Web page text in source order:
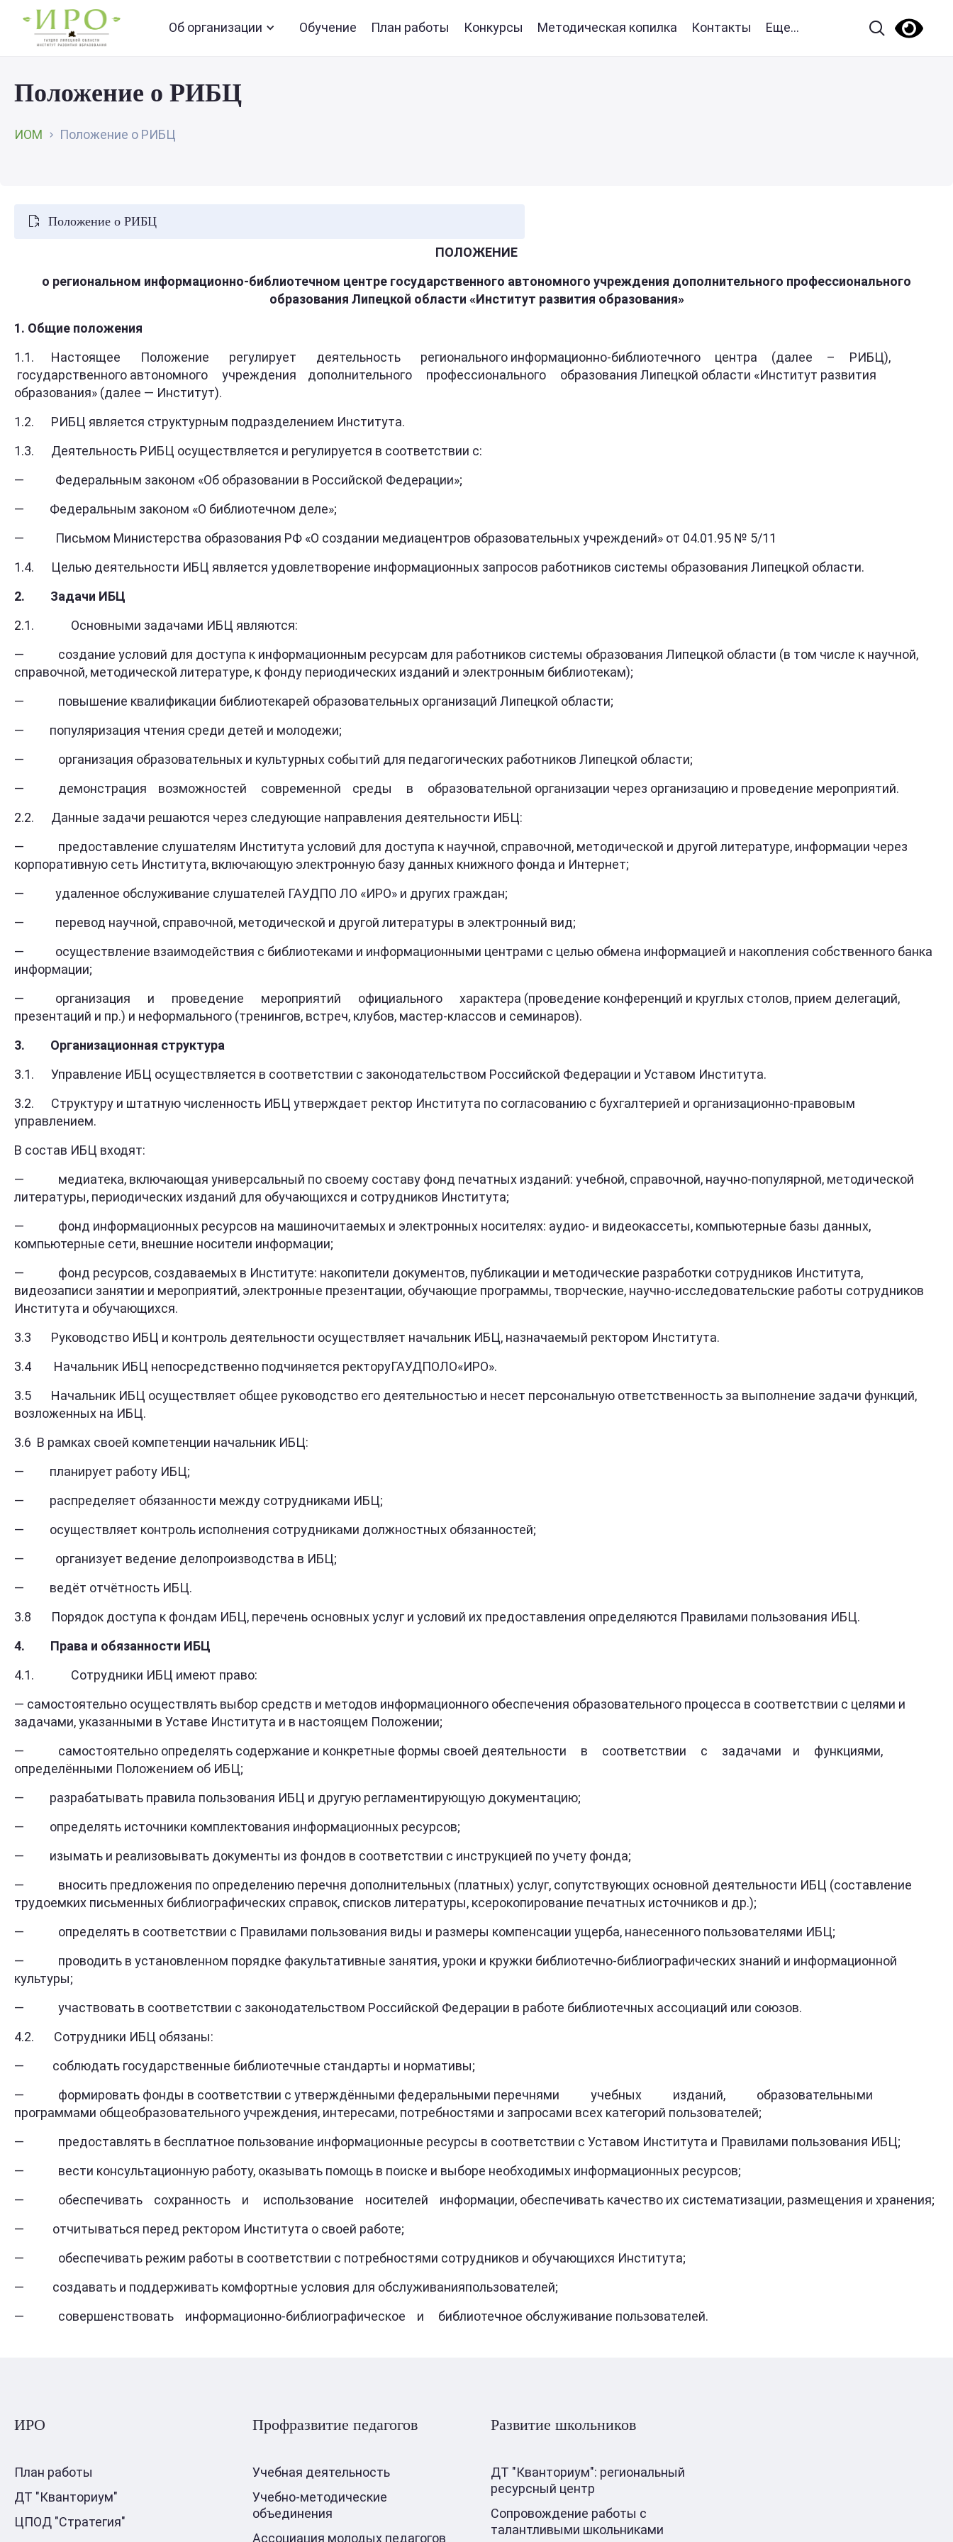
Об организации Обучение План работы Конкурсы Методическая копилка Контакты Еще...
Положение о РИБЦ
ИОМ Положение о РИБЦ
Положение о РИБЦ
ПОЛОЖЕНИЕ
о региональном информационно-библиотечном центре государственного автономного учреждения дополнительного профессионального
образования Липецкой области «Институт развития образования»
1. Общие положения
1.1. Настоящее Положение регулирует деятельность регионального информационно-библиотечного центра (далее – РИБЦ),
государственного автономного учреждения дополнительного профессионального образования Липецкой области «Институт развития
образования» (далее — Институт).
1.2. РИБЦ является структурным подразделением Института.
1.3. Деятельность РИБЦ осуществляется и регулируется в соответствии с:
— Федеральным законом «Об образовании в Российской Федерации»;
— Федеральным законом «О библиотечном деле»;
— Письмом Министерства образования РФ «О создании медиацентров образовательных учреждений» от 04.01.95 № 5/11
1.4. Целью деятельности ИБЦ является удовлетворение информационных запросов работников системы образования Липецкой области.
2.
Задачи ИБЦ
2.1. Основными задачами ИБЦ являются:
— создание условий для доступа к информационным ресурсам для работников системы образования Липецкой области (в том числе к научной,
справочной, методической литературе, к фонду периодических изданий и электронным библиотекам);
— повышение квалификации библиотекарей образовательных организаций Липецкой области;
— популяризация чтения среди детей и молодежи;
— организация образовательных и культурных событий для педагогических работников Липецкой области;
— демонстрация возможностей современной среды в образовательной организации через организацию и проведение мероприятий.
2.2. Данные задачи решаются через следующие направления деятельности ИБЦ:
— предоставление слушателям Института условий для доступа к научной, справочной, методической и другой литературе, информации через
корпоративную сеть Института, включающую электронную базу данных книжного фонда и Интернет;
— удаленное обслуживание слушателей ГАУДПО ЛО «ИРО» и других граждан;
— перевод научной, справочной, методической и другой литературы в электронный вид;
— осуществление взаимодействия с библиотеками и информационными центрами с целью обмена информацией и накопления собственного банка
информации;
— организация и проведение мероприятий официального характера (проведение конференций и круглых столов, прием делегаций,
презентаций и пр.) и неформального (тренингов, встреч, клубов, мастер-классов и семинаров).
3.
Организационная структура
3.1. Управление ИБЦ осуществляется в соответствии с законодательством Российской Федерации и Уставом Института.
3.2. Структуру и штатную численность ИБЦ утверждает ректор Института по согласованию с бухгалтерией и организационно-правовым
управлением.
В состав ИБЦ входят:
— медиатека, включающая универсальный по своему составу фонд печатных изданий: учебной, справочной, научно-популярной, методической
литературы, периодических изданий для обучающихся и сотрудников Института;
— фонд информационных ресурсов на машиночитаемых и электронных носителях: аудио- и видеокассеты, компьютерные базы данных,
компьютерные сети, внешние носители информации;
— фонд ресурсов, создаваемых в Институте: накопители документов, публикации и методические разработки сотрудников Института,
видеозаписи занятии и мероприятий, электронные презентации, обучающие программы, творческие, научно-исследовательские работы сотрудников
Института и обучающихся.
3.3 Руководство ИБЦ и контроль деятельности осуществляет начальник ИБЦ, назначаемый ректором Института.
3.4 Начальник ИБЦ непосредственно подчиняется ректоруГАУДПОЛО«ИРО».
3.5 Начальник ИБЦ осуществляет общее руководство его деятельностью и несет персональную ответственность за выполнение задачи функций,
возложенных на ИБЦ.
3.6 В рамках своей компетенции начальник ИБЦ:
— планирует работу ИБЦ;
— распределяет обязанности между сотрудниками ИБЦ;
— осуществляет контроль исполнения сотрудниками должностных обязанностей;
— организует ведение делопроизводства в ИБЦ;
— ведёт отчётность ИБЦ.
3.8 Порядок доступа к фондам ИБЦ, перечень основных услуг и условий их предоставления определяются Правилами пользования ИБЦ.
4.
Права и обязанности ИБЦ
4.1. Сотрудники ИБЦ имеют право:
— самостоятельно осуществлять выбор средств и методов информационного обеспечения образовательного процесса в соответствии с целями и
задачами, указанными в Уставе Института и в настоящем Положении;
— самостоятельно определять содержание и конкретные формы своей деятельности в соответствии с задачами и функциями,
определёнными Положением об ИБЦ;
— разрабатывать правила пользования ИБЦ и другую регламентирующую документацию;
— определять источники комплектования информационных ресурсов;
— изымать и реализовывать документы из фондов в соответствии с инструкцией по учету фонда;
— вносить предложения по определению перечня дополнительных (платных) услуг, сопутствующих основной деятельности ИБЦ (составление
трудоемких письменных библиографических справок, списков литературы, ксерокопирование печатных источников и др.);
— определять в соответствии с Правилами пользования виды и размеры компенсации ущерба, нанесенного пользователями ИБЦ;
— проводить в установленном порядке факультативные занятия, уроки и кружки библиотечно-библиографических знаний и информационной
культуры;
— участвовать в соответствии с законодательством Российской Федерации в работе библиотечных ассоциаций или союзов.
4.2. Сотрудники ИБЦ обязаны:
— соблюдать государственные библиотечные стандарты и нормативы;
— формировать фонды в соответствии с утверждёнными федеральными перечнями учебных изданий, образовательными
программами общеобразовательного учреждения, интересами, потребностями и запросами всех категорий пользователей;
— предоставлять в бесплатное пользование информационные ресурсы в соответствии с Уставом Института и Правилами пользования ИБЦ;
— вести консультационную работу, оказывать помощь в поиске и выборе необходимых информационных ресурсов;
— обеспечивать сохранность и использование носителей информации, обеспечивать качество их систематизации, размещения и хранения;
— отчитываться перед ректором Института о своей работе;
— обеспечивать режим работы в соответствии с потребностями сотрудников и обучающихся Института;
— создавать и поддерживать комфортные условия для обслуживанияпользователей;
— совершенствовать информационно-библиографическое и библиотечное обслуживание пользователей.
ИРО
План работы
ДТ "Кванториум"
ЦПОД "Стратегия"
Профразвитие педагогов
Учебная деятельность
Учебно-методические
объединения
Ассоциация молодых педагогов
Развитие школьников
ДТ "Кванториум": региональный
ресурсный центр
Сопровождение работы с
талантливыми школьниками